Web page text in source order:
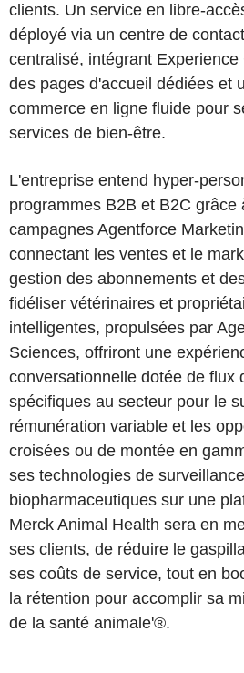
clients. Un service en libre-
déployé via un centre de
centralisé, intégrant
des pages d'accueil dédiées et
commerce en ligne fluide pour
services de bien-être.
L'entreprise entend hyper-
programmes B2B et B2C grâce
campagnes Agentforce
connectant les ventes et le
gestion des abonnements et
fidéliser vétérinaires et
intelligentes, propulsées par
Sciences, offriront une
conversationnelle dotée de flux
spécifiques au secteur pour le
rémunération variable et les
croisées ou de montée en
ses technologies de
biopharmaceutiques sur une
Merck Animal Health sera en
ses clients, de réduire le
ses coûts de service, tout en
la rétention pour accomplir sa
de la santé animale'®.